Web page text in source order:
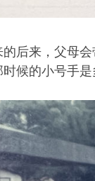
的后来，父母
时候的小号手